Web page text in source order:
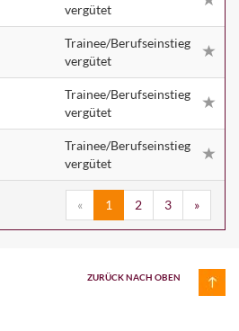
vergütet
Trainee/Berufseinstieg
vergütet
Trainee/Berufseinstieg
vergütet
Trainee/Berufseinstieg
vergütet
« 1 2 3 »
ZURÜCK NACH OBEN